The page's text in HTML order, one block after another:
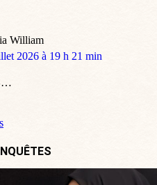
William
2026 à 19 h 21 min